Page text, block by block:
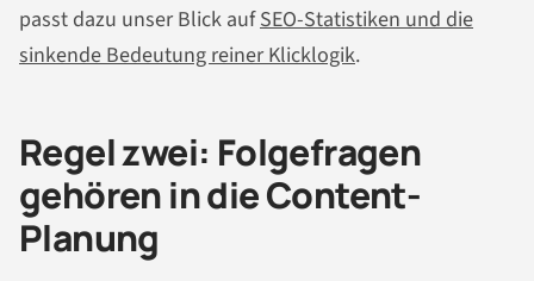
passt dazu unser Blick aufSEO-Statistiken und die
sinkende Bedeutung reiner Klicklogik.
Regel zwei: Folgefragen
gehören in die Content-
Planung